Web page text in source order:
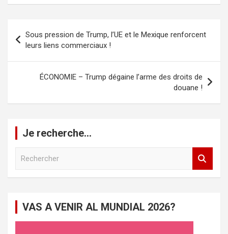
de
l’article
Sous pression de Trump, l’UE et le Mexique renforcent
leurs liens commerciaux !
ÉCONOMIE – Trump dégaine l’arme des droits de
douane !
Je recherche…
c
VAS A VENIR AL MUNDIAL 2026?